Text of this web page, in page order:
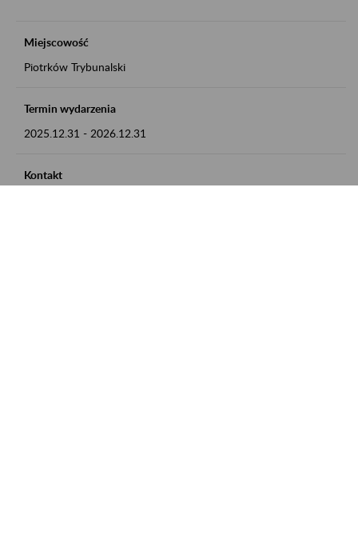
Miejscowość
Piotrków Trybunalski
Termin wydarzenia
2025.12.31 - 2026.12.31
Kontakt